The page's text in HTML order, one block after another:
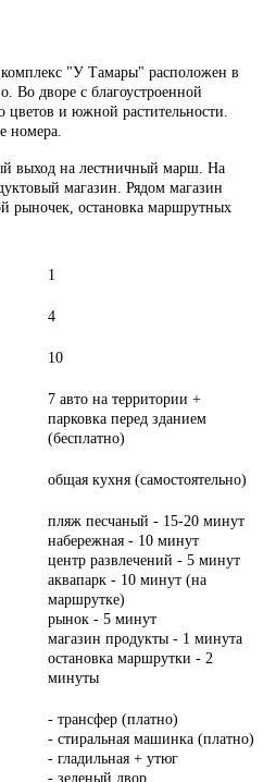
"У Тамары" расположен в
Во дворе с благоустроенной
и южной растительности.
номера.
выход на лестничный марш. На
магазин. Рядом магазин
рыночек, остановка маршрутных
1
4
10
7 авто на территории +
парковка перед зданием
(бесплатно)
общая кухня (самостоятельно)
пляж песчаный - 15-20 минут
набережная - 10 минут
центр развлечений - 5 минут
аквапарк - 10 минут (на
маршрутке)
рынок - 5 минут
магазин продукты - 1 минута
остановка маршрутки - 2
минуты
- трансфер (платно)
- стиральная машинка (платно)
- гладильная + утюг
- зеленый двор